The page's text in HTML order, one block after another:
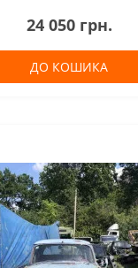
24 050 грн.
ДО КОШИКА